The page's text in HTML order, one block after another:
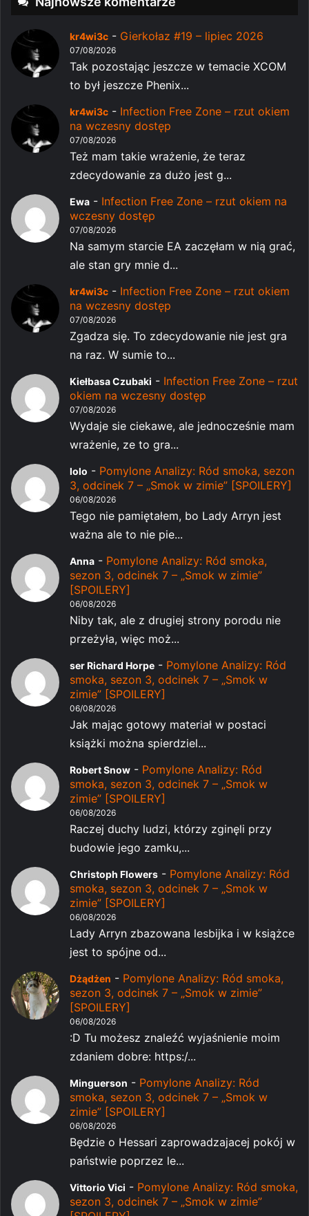
kr4wi3c - Gierkołaz #19 – lipiec 2026
07/08/2026
Tak pozostając jeszcze w temacie XCOM
to był jeszcze Phenix...
kr4wi3c - Infection Free Zone – rzut okiem
na wczesny dostęp
07/08/2026
Też mam takie wrażenie, że teraz
zdecydowanie za dużo jest g...
Ewa - Infection Free Zone – rzut okiem na
wczesny dostęp
07/08/2026
Na samym starcie EA zaczęłam w nią grać,
ale stan gry mnie d...
kr4wi3c - Infection Free Zone – rzut okiem
na wczesny dostęp
07/08/2026
Zgadza się. To zdecydowanie nie jest gra
na raz. W sumie to...
Kiełbasa Czubaki - Infection Free Zone – rzut
okiem na wczesny dostęp
07/08/2026
Wydaje sie ciekawe, ale jednocześnie mam
wrażenie, ze to gra...
lolo - Pomylone Analizy: Ród smoka, sezon
3, odcinek 7 – „Smok w zimie” [SPOILERY]
06/08/2026
Tego nie pamiętałem, bo Lady Arryn jest
ważna ale to nie pie...
Anna - Pomylone Analizy: Ród smoka,
sezon 3, odcinek 7 – „Smok w zimie”
[SPOILERY]
06/08/2026
Niby tak, ale z drugiej strony porodu nie
przeżyła, więc moż...
ser Richard Horpe - Pomylone Analizy: Ród
smoka, sezon 3, odcinek 7 – „Smok w
zimie” [SPOILERY]
06/08/2026
Jak mając gotowy materiał w postaci
książki można spierdziel...
Robert Snow - Pomylone Analizy: Ród
smoka, sezon 3, odcinek 7 – „Smok w
zimie” [SPOILERY]
06/08/2026
Raczej duchy ludzi, którzy zginęli przy
budowie jego zamku,...
Christoph Flowers - Pomylone Analizy: Ród
smoka, sezon 3, odcinek 7 – „Smok w
zimie” [SPOILERY]
06/08/2026
Lady Arryn zbazowana lesbijka i w książce
jest to spójne od...
Dżądżen - Pomylone Analizy: Ród smoka,
sezon 3, odcinek 7 – „Smok w zimie”
[SPOILERY]
06/08/2026
:D Tu możesz znaleźć wyjaśnienie moim
zdaniem dobre: https:/...
Minguerson - Pomylone Analizy: Ród
smoka, sezon 3, odcinek 7 – „Smok w
zimie” [SPOILERY]
06/08/2026
Będzie o Hessari zaprowadzajacej pokój w
państwie poprzez le...
Vittorio Vici - Pomylone Analizy: Ród smoka,
sezon 3, odcinek 7 – „Smok w zimie”